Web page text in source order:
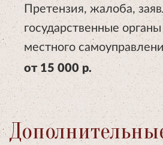
Претензия, жалоба,
государственные
местного
от 15 000 р.